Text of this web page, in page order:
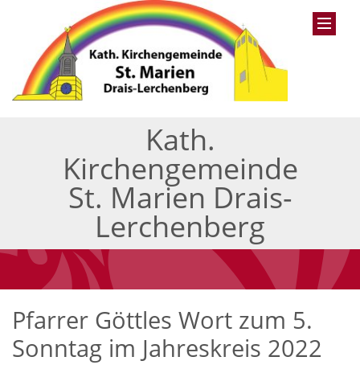
Kath.
Kirchengemeinde
St. Marien Drais-
Lerchenberg
Pfarrer Göttles Wort zum 5.
Sonntag im Jahreskreis 2022